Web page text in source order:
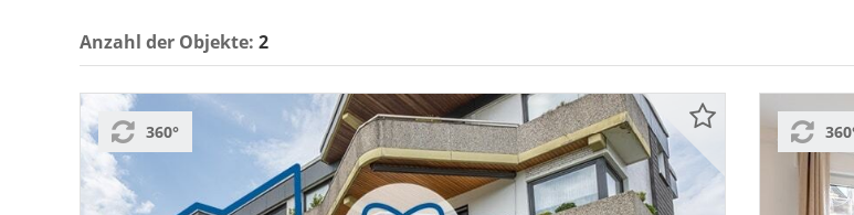
Anzahl der Objekte: 2
360°